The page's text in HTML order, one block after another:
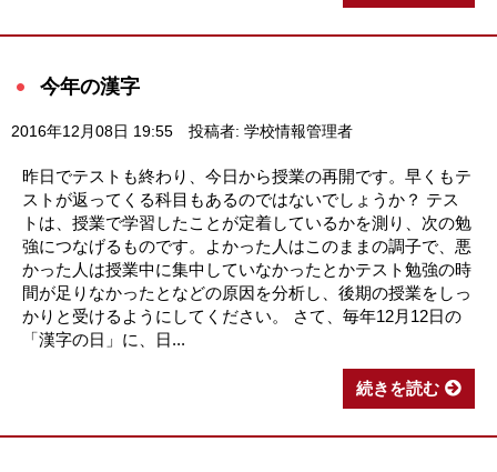
今年の漢字
2016年12月08日 19:55 投稿者: 学校情報管理者
昨日でテストも終わり、今日から授業の再開です。早くもテ
ストが返ってくる科目もあるのではないでしょうか？ テス
トは、授業で学習したことが定着しているかを測り、次の勉
強につなげるものです。よかった人はこのままの調子で、悪
かった人は授業中に集中していなかったとかテスト勉強の時
間が足りなかったとなどの原因を分析し、後期の授業をしっ
かりと受けるようにしてください。 さて、毎年12月12日の
「漢字の日」に、日...
続きを読む